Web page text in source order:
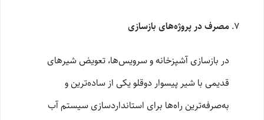
مصرف در پروژه‌های بازسازی
در بازسازی آشپزخانه و سرویس‌ها، تعویض شیرهای
قدیمی با شیر پیسوار دوقلو یکی از ساده‌ترین و
به‌صرفه‌ترین راه‌ها برای استانداردسازی سیستم آب